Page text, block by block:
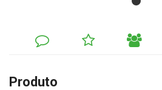
DEIXE
COMENTÁRIO
MINHA
LISTA
INDIQUE
Produto